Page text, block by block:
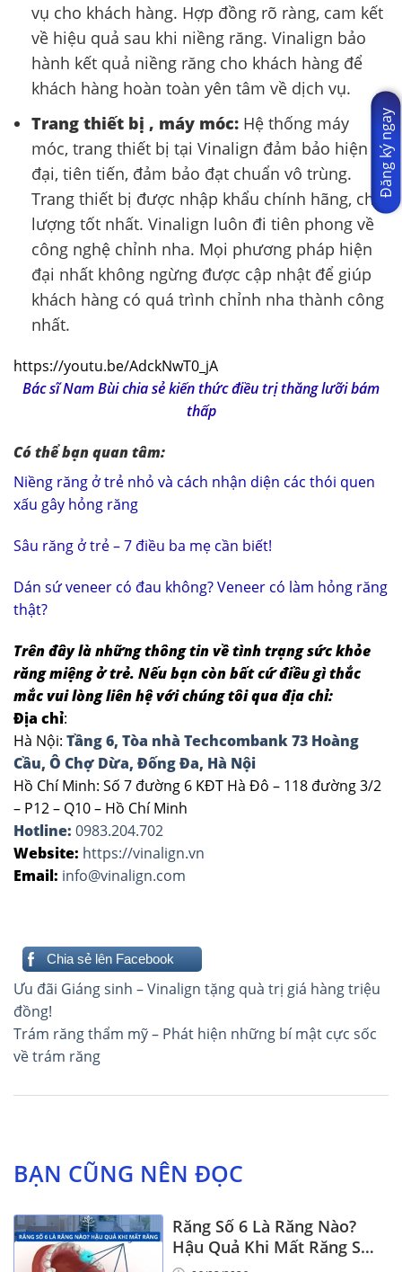
vụ cho khách hàng. Hợp đồng rõ ràng, cam kết
về hiệu quả sau khi niềng răng. Vinalign bảo
hành kết quả niềng răng cho khách hàng để
khách hàng hoàn toàn yên tâm về dịch vụ.
Trang thiết bị , máy móc: Hệ thống máy
móc, trang thiết bị tại Vinalign đảm bảo hiện
đại, tiên tiến, đảm bảo đạt chuẩn vô trùng.
Trang thiết bị được nhập khẩu chính hãng, chất
lượng tốt nhất. Vinalign luôn đi tiên phong về
công nghệ chỉnh nha. Mọi phương pháp hiện
đại nhất không ngừng được cập nhật để giúp
khách hàng có quá trình chỉnh nha thành công
nhất.
https://youtu.be/AdckNwT0_jA
Bác sĩ Nam Bùi chia sẻ kiến thức điều trị thăng lưỡi bám
thấp
Có thể bạn quan tâm:
Niềng răng ở trẻ nhỏ và cách nhận diện các thói quen
xấu gây hỏng răng
Sâu răng ở trẻ – 7 điều ba mẹ cần biết!
Dán sứ veneer có đau không? Veneer có làm hỏng răng
thật?
Trên đây là những thông tin về tình trạng sức khỏe
răng miệng ở trẻ. Nếu bạn còn bất cứ điều gì thắc
mắc vui lòng liên hệ với chúng tôi qua địa chỉ:
Địa chỉ:
Hà Nội: Tầng 6, Tòa nhà Techcombank 73 Hoàng
Cầu, Ô Chợ Dừa, Đống Đa, Hà Nội
Hồ Chí Minh: Số 7 đường 6 KĐT Hà Đô – 118 đường 3/2
– P12 – Q10 – Hồ Chí Minh
Hotline: 0983.204.702
Website: https://vinalign.vn
Email: info@vinalign.com
Chia sẻ lên Facebook
Điều
hướng
bài
viết
Ưu đãi Giáng sinh – Vinalign tặng quà trị giá hàng triệu
đồng!
Trám răng thẩm mỹ – Phát hiện những bí mật cực sốc
về trám răng
BẠN CŨNG NÊN ĐỌC
Răng Số 6 Là Răng Nào?
Hậu Quả Khi Mất Răng Số
6
Đăng ký ngay